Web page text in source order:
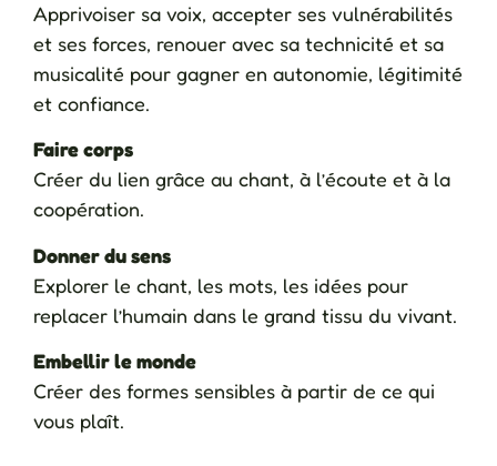
Apprivoiser sa voix, accepter ses vulnérabilités
et ses forces, renouer avec sa technicité et sa
musicalité pour gagner en autonomie, légitimité
et confiance.
Faire corps
Créer du lien grâce au chant, à l’écoute et à la
coopération.
Donner du sens
Explorer le chant, les mots, les idées pour
replacer l’humain dans le grand tissu du vivant.
Embellir le monde
Créer des formes sensibles à partir de ce qui
vous plaît.